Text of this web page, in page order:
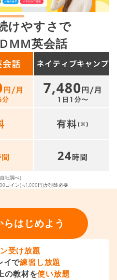
けやすさで
英会話
社調べ）
コイン(≒1,000円)が別途必要
はじめよう
受け放題
イで練習し放題
の教材を使い放題